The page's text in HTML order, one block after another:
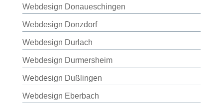
Webdesign Donaueschingen
Webdesign Donzdorf
Webdesign Durlach
Webdesign Durmersheim
Webdesign Dußlingen
Webdesign Eberbach